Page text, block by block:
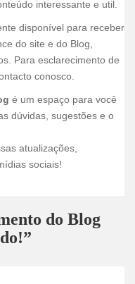
interessante e util.
disponível para receber
do site e do Blog,
Para esclarecimento de
conosco.
é um espaço para você
dúvidas, sugestões e o
atualizações,
sociais!
do Blog